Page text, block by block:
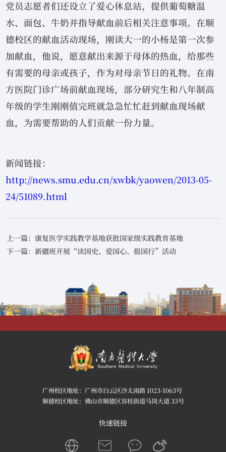
党员志愿者们还设立了爱心休息站，提供葡萄糖温
水、面包、牛奶并指导献血前后相关注意事项。在顺
德校区的献血活动现场，刚读大一的小杨是第一次参
加献血，他说，愿意献出来源于母体的热血，给那些
有需要的母亲或孩子，作为对母亲节日的礼物。在南
方医院门诊广场前献血现场，部分研究生和八年制高
年级的学生刚刚值完班就急急忙忙赶到献血现场献
血，为需要帮助的人们贡献一份力量。
新闻链接：
http://news.smu.edu.cn/xwbk/yaowen/2013-05-
24/51089.html
上一篇：康复医学实践教学基地获批国家级实践教育基地
下一篇：新疆班开展“读国史、爱国心、报国行”活动
广州校区地址：广州市白云区沙太南路 1023-1063号
顺德校区地址：佛山市顺德区容桂街道马岗大道 33号
快速链接